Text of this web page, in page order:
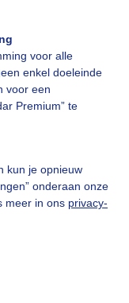
voor alle
enkel doeleinde
voor een
Premium” te
kun je opnieuw
onderaan onze
meer in ons privacy-